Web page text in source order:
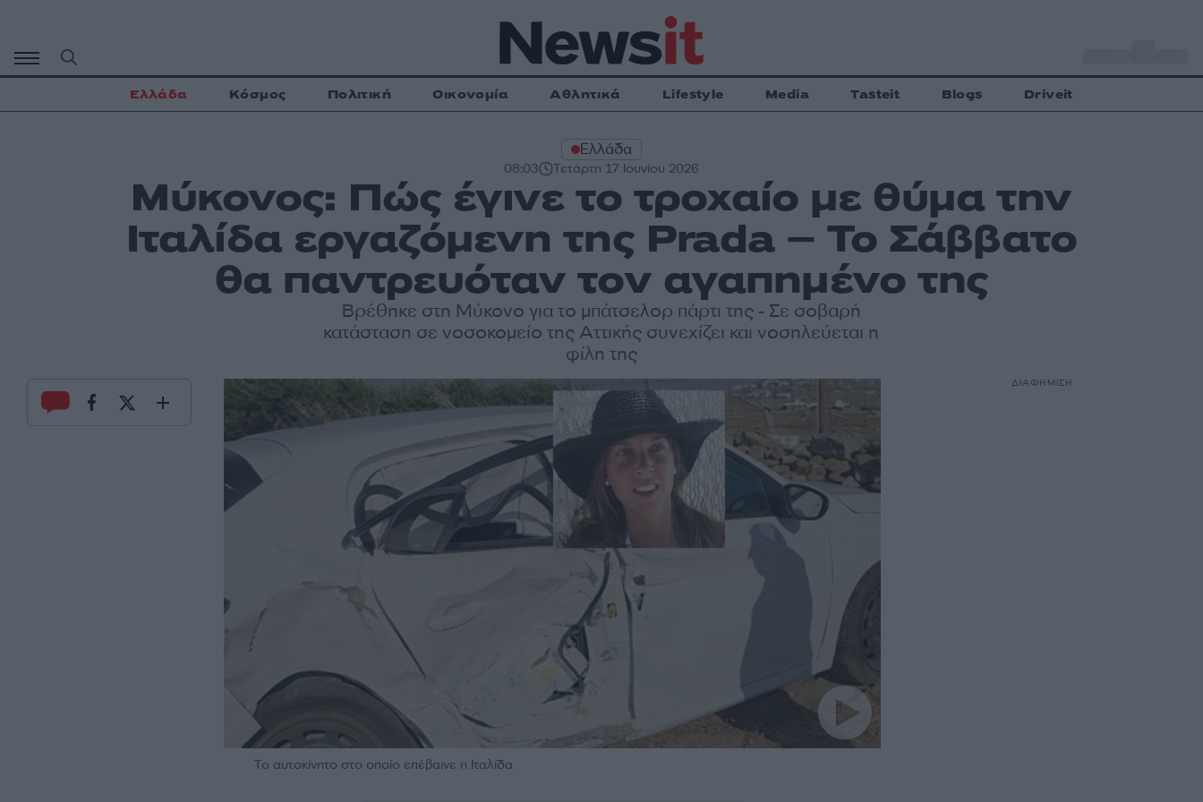
περιεχόμενο
Ελλάδα Κόσμος Πολιτική Οικονομία Αθλητικά Lifestyle Media Tasteit Blogs Driveit
Ελλάδα
08:03 Τετάρτη 17 Ιουνίου 2026
Μύκονος: Πώς έγινε το τροχαίο με θύμα την
Ιταλίδα εργαζόμενη της Prada – Το Σάββατο
θα παντρευόταν τον αγαπημένο της
Βρέθηκε στη Μύκονο για το μπάτσελορ πάρτι της - Σε σοβαρή
κατάσταση σε νοσοκομείο της Αττικής συνεχίζει και νοσηλεύεται η
φίλη της
Το αυτοκίνητο στο οποίο επέβαινε η Ιταλίδα
ΔΙΑΦΗΜΙΣΗ